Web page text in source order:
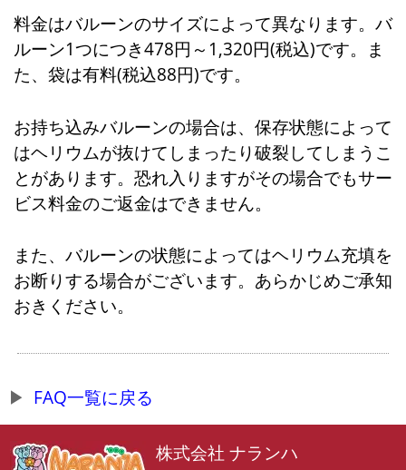
料金はバルーンのサイズによって異なります。バ
ルーン1つにつき478円～1,320円(税込)です。ま
た、袋は有料(税込88円)です。
お持ち込みバルーンの場合は、保存状態によって
はヘリウムが抜けてしまったり破裂してしまうこ
とがあります。恐れ入りますがその場合でもサー
ビス料金のご返金はできません。
また、バルーンの状態によってはヘリウム充填を
お断りする場合がございます。あらかじめご承知
おきください。
FAQ一覧に戻る
株式会社 ナランハ